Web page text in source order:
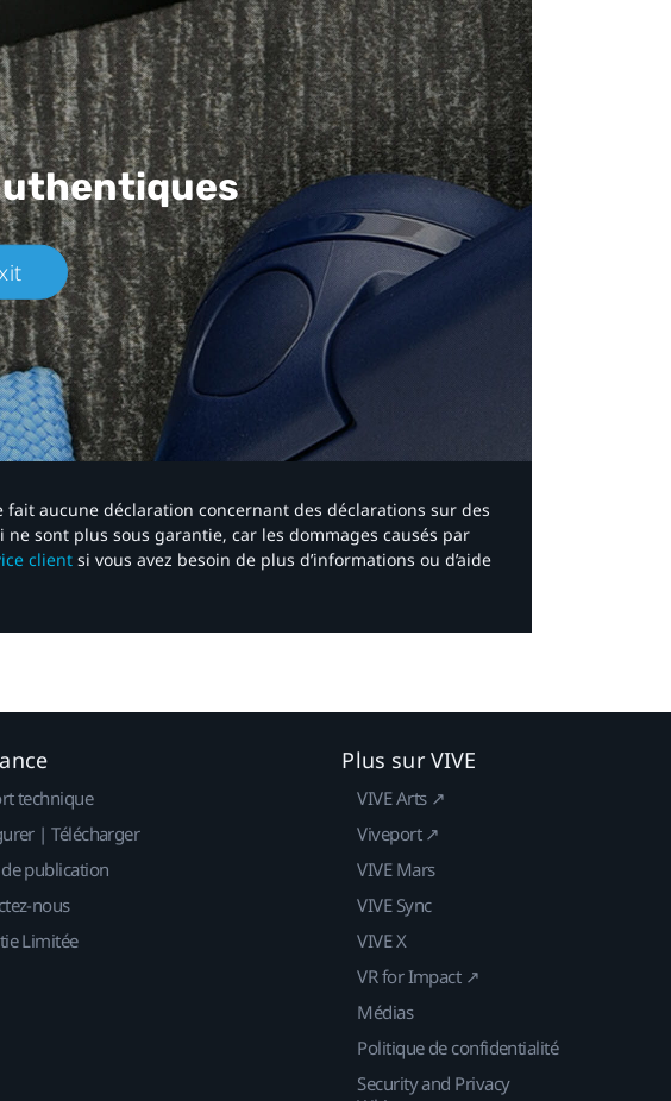
aucune déclaration concernant des déclarations sur des
sont plus sous garantie, car les dommages causés par
client si vous avez besoin de plus d’informations ou d’aide
technique
| Télécharger
publication
nous
Limitée
Plus sur VIVE
VIVE Arts ↗
Viveport ↗
VIVE Mars
VIVE Sync
VIVE X
VR for Impact ↗
Médias
Politique de confidentialité
Security and Privacy